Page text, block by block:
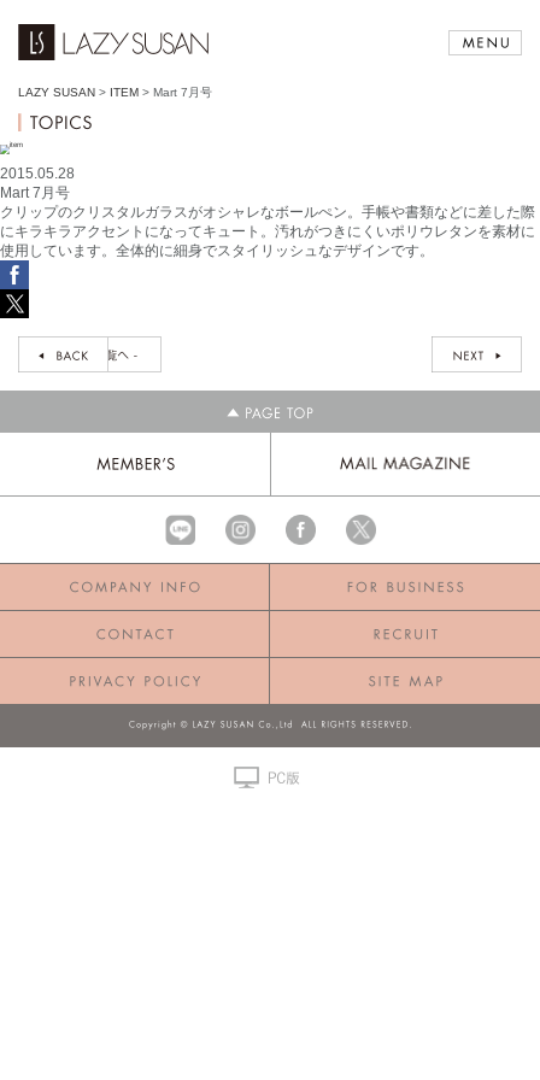
LAZY SUSAN > ITEM > Mart 7月号
2015.05.28
Mart 7月号
クリップのクリスタルガラスがオシャレなボールぺン。手帳や書類などに差した際
にキラキラアクセントになってキュート。汚れがつきにくいポリウレタンを素材に
使用しています。全体的に細身でスタイリッシュなデザインです。